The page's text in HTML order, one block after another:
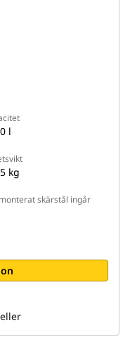
l
kg
skärstål ingår